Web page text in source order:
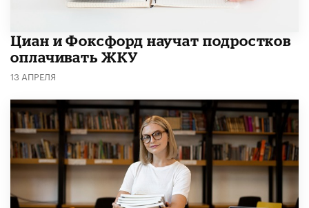
Циан и Фоксфорд научат подростков
оплачивать ЖКУ
13 АПРЕЛЯ